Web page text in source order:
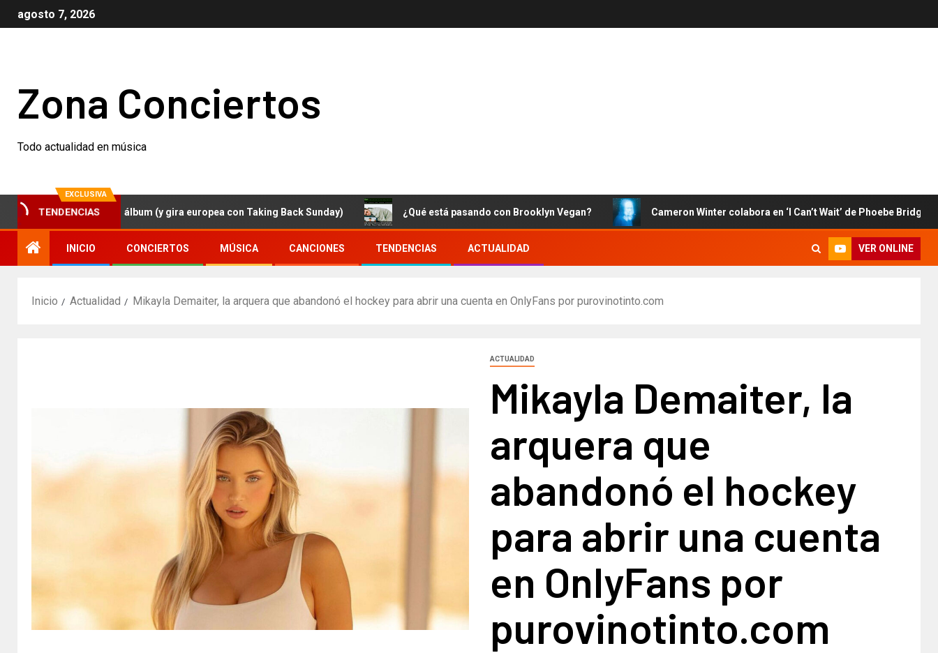
agosto 7, 2026
Zona Conciertos
Todo actualidad en música
EXCLUSIVA
TENDENCIAS
anuncian nuevo álbum (y gira europea con Taking Back Sunday) ¿Qué está pasando con Brooklyn Vegan? Cameron Winter colabora en ‘I Can’t Wait’ de Phoebe Bridgers
INICIO CONCIERTOS MÚSICA CANCIONES TENDENCIAS ACTUALIDAD VER ONLINE
Inicio Actualidad Mikayla Demaiter, la arquera que abandonó el hockey para abrir una cuenta en OnlyFans por purovinotinto.com
ACTUALIDAD
Mikayla Demaiter, la
arquera que
abandonó el hockey
para abrir una cuenta
en OnlyFans por
purovinotinto.com